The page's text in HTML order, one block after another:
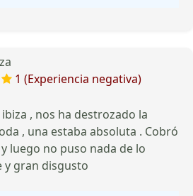
1 (Experiencia negativa)
, nos ha destrozado la
, una estaba absoluta . Cobró
luego no puso nada de lo
y gran disgusto